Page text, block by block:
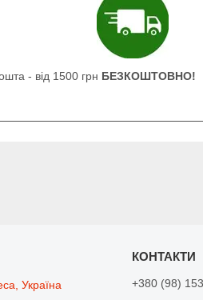
- від 1500 грн БЕЗКОШТОВНО!
Україна
+380 (98)